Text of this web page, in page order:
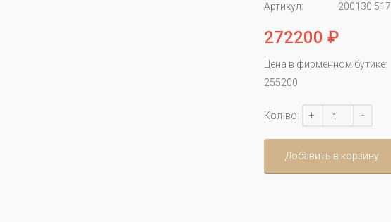
Артикул:
200130.517
272200 ₽
Цена в фирменном бутике:
255200
Кол-во: + -
Добавить в корзину